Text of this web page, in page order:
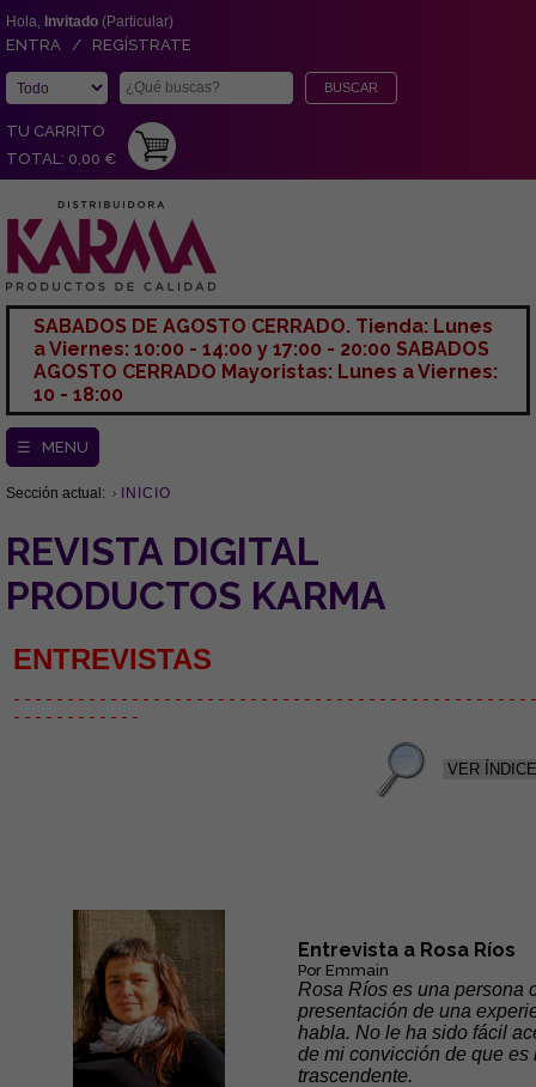
Hola, Invitado (Particular)
ENTRA / REGÍSTRATE
TU CARRITO
TOTAL: 0,00 €
SABADOS DE AGOSTO CERRADO. Tienda: Lunes
a Viernes: 10:00 - 14:00 y 17:00 - 20:00 SABADOS
AGOSTO CERRADO Mayoristas: Lunes a Viernes:
10 - 18:00
☰ MENU
Sección actual: INICIO
REVISTA DIGITAL
PRODUCTOS KARMA
ENTREVISTAS
- - - - - - - - - - - - - - - - - - - - - - - - - - - - - - - - - - - - - - - - - - - - - - - -
- - - - - - - - - - - -
Entrevista a Rosa Ríos
Por Emmain
Rosa Ríos es una persona
presentación de una
habla. No le ha sido fácil
de mi convicción de que es
trascendente.